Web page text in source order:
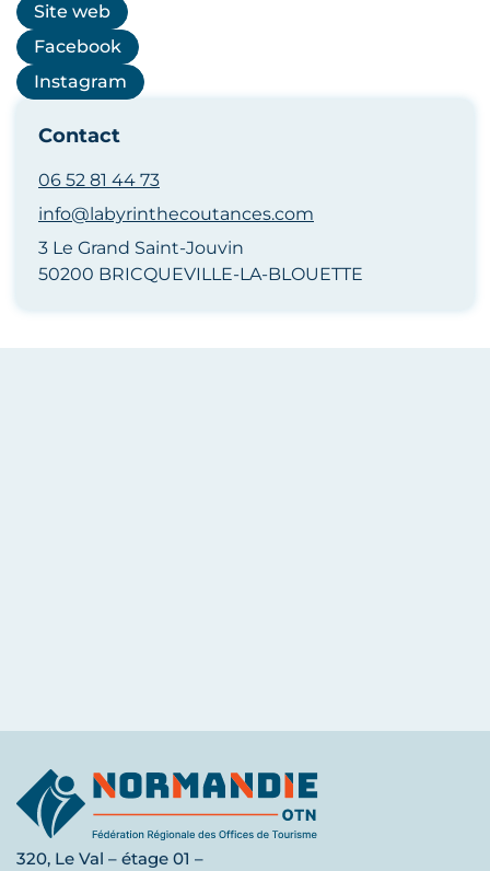
Site web
Facebook
Instagram
Contact
06 52 81 44 73
info@labyrinthecoutances.com
3 Le Grand Saint-Jouvin
50200 BRICQUEVILLE-LA-BLOUETTE
320, Le Val – étage 01 –